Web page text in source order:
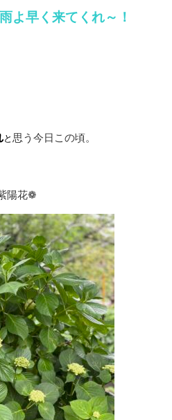
よ早く来てくれ～！
と 思う今日この頃。
陽花❁